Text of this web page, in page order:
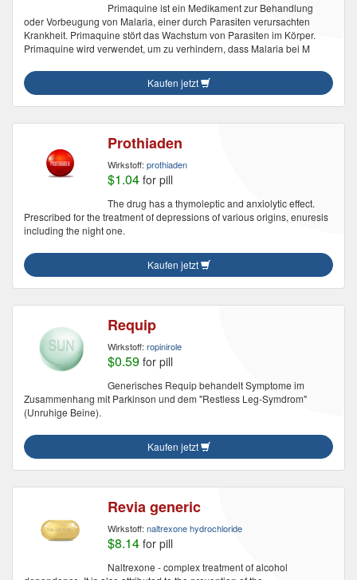
Primaquine ist ein Medikament zur Behandlung
oder Vorbeugung von Malaria, einer durch Parasiten verursachten
Krankheit. Primaquine stört das Wachstum von Parasiten im Körper.
Primaquine wird verwendet, um zu verhindern, dass Malaria bei M
Kaufen jetzt
Prothiaden
Wirkstoff: prothiaden
$1.04 for pill
The drug has a thymoleptic and anxiolytic effect.
Prescribed for the treatment of depressions of various origins, enuresis
including the night one.
Kaufen jetzt
Requip
Wirkstoff: ropinirole
$0.59 for pill
Generisches Requip behandelt Symptome im
Zusammenhang mit Parkinson und dem "Restless Leg-Symdrom"
(Unruhige Beine).
Kaufen jetzt
Revia generic
Wirkstoff: naltrexone hydrochloride
$8.14 for pill
Naltrexone - complex treatment of alcohol